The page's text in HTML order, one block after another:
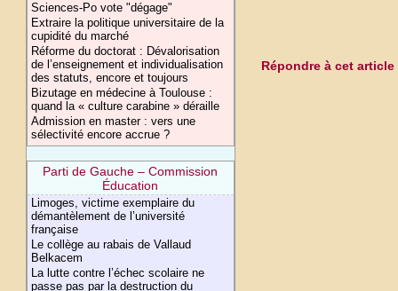
Sciences-Po vote "dégage"
Extraire la politique universitaire de la
cupidité du marché
Réforme du doctorat : Dévalorisation
de l’enseignement et individualisation
des statuts, encore et toujours
Bizutage en médecine à Toulouse :
quand la « culture carabine » déraille
Admission en master : vers une
sélectivité encore accrue ?
Parti de Gauche – Commission
Éducation
Limoges, victime exemplaire du
démantèlement de l’université
française
Le collège au rabais de Vallaud
Belkacem
La lutte contre l’échec scolaire ne
passe pas par la destruction du
Répondre à cet article